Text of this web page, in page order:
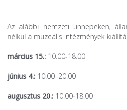
Az alábbi nemzeti ünnepeken,
nélkül a muzeális intézmények
március 15.: 10.00-18.00
június 4.: 10.00–20.00
augusztus 20.: 10.00-18.00